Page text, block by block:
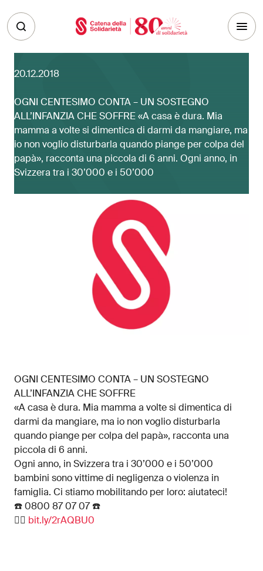
20.12.2018
OGNI CENTESIMO CONTA – UN SOSTEGNO
ALL’INFANZIA CHE SOFFRE «A casa è dura. Mia
mamma a volte si dimentica di darmi da mangiare, ma
io non voglio disturbarla quando piange per colpa del
papà», racconta una piccola di 6 anni. Ogni anno, in
Svizzera tra i 30’000 e i 50’000
OGNI CENTESIMO CONTA – UN SOSTEGNO
ALL’INFANZIA CHE SOFFRE
«A casa è dura. Mia mamma a volte si dimentica di
darmi da mangiare, ma io non voglio disturbarla
quando piange per colpa del papà», racconta una
piccola di 6 anni.
Ogni anno, in Svizzera tra i 30’000 e i 50’000
bambini sono vittime di negligenza o violenza in
famiglia. Ci stiamo mobilitando per loro: aiutateci!
☎️ 0800 87 07 07 ☎️
👉🏼 bit.ly/2rAQBU0